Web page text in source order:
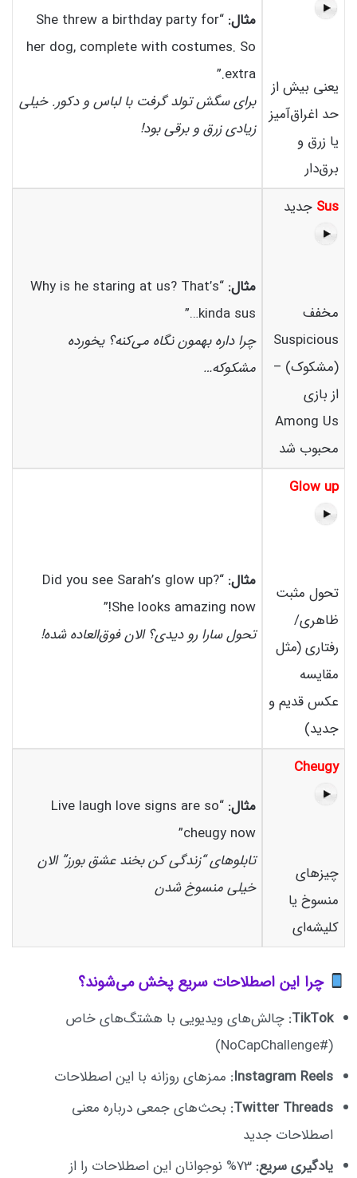
یعنی بیش از
حد اغراق‌آمیز
یا زرق و
برق‌دار
مثال: “She threw a birthday party for
her dog, complete with costumes. So
extra.”
برای سگش تولد گرفت با لباس و دکور. خیلی
زیادی زرق و برقی بود!
Sus جدید
مخفف
Suspicious
(مشکوک) –
از بازی
Among Us
محبوب شد
مثال: “Why is he staring at us? That’s
kinda sus…”
چرا داره بهمون نگاه می‌کنه؟ یخورده
مشکوکه…
Glow up
تحول مثبت
ظاهری/
رفتاری (مثل
مقایسه
عکس قدیم و
جدید)
مثال: “Did you see Sarah’s glow up?
She looks amazing now!”
تحول سارا رو دیدی؟ الان فوق‌العاده شده!
Cheugy
چیزهای
منسوخ یا
کلیشه‌ای
مثال: “Live laugh love signs are so
cheugy now”
تابلوهای “زندگی کن بخند عشق بورز” الان
خیلی منسوخ شدن
چرا این اصطلاحات سریع پخش می‌شوند؟
TikTok: چالش‌های ویدیویی با هشتگ‌های خاص
(#NoCapChallenge)
Instagram Reels: ممزهای روزانه با این اصطلاحات
Twitter Threads: بحث‌های جمعی درباره معنی
اصطلاحات جدید
یادگیری سریع:
73% نوجوانان این اصطلاحات را از